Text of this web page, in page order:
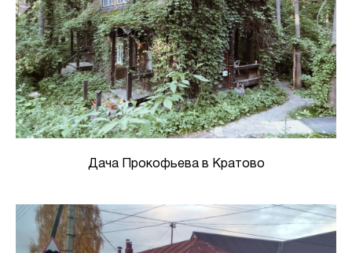
Дача Прокофьева в Кратово